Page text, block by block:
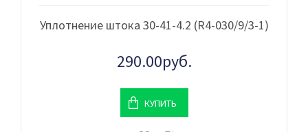
Уплотнение штока 30-41-4.2 (R4-030/9/3-1)
290.00руб.
КУПИТЬ